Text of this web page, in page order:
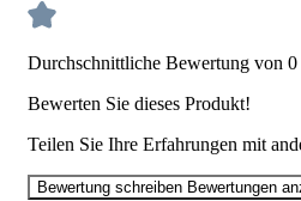
Durchschnittliche Bewertung von 0
Bewerten Sie dieses Produkt!
Teilen Sie Ihre Erfahrungen mit
Bewertung schreiben Bewertungen